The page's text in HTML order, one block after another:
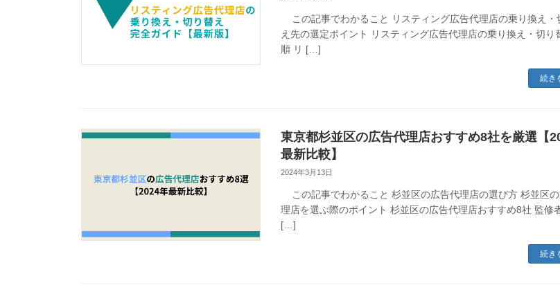
この記事でわかること リスティング広告代理店の乗り換え・
え先の選定ポイント リスティング広告代理店の乗り換え・切り
順 リ […]
続き
東京都杉並区の広告代理店おすすめ8社を厳選【
最新比較】
2024年3月13日
この記事でわかること 杉並区の広告代理店の選び方 杉並区
理店を選ぶ際のポイント 杉並区の広告代理店おすすめ8社 監修
[…]
続き